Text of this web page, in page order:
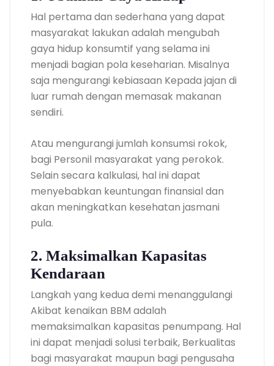
Hal pertama dan sederhana yang dapat
masyarakat lakukan adalah mengubah
gaya hidup konsumtif yang selama ini
menjadi bagian pola keseharian. Misalnya
saja mengurangi kebiasaan Kepada jajan di
luar rumah dengan memasak makanan
sendiri.
Atau mengurangi jumlah konsumsi rokok,
bagi Personil masyarakat yang perokok.
Selain secara kalkulasi, hal ini dapat
menyebabkan keuntungan finansial dan
akan meningkatkan kesehatan jasmani
pula.
2. Maksimalkan Kapasitas
Kendaraan
Langkah yang kedua demi menanggulangi
Akibat kenaikan BBM adalah
memaksimalkan kapasitas penumpang. Hal
ini dapat menjadi solusi terbaik, Berkualitas
bagi masyarakat maupun bagi pengusaha